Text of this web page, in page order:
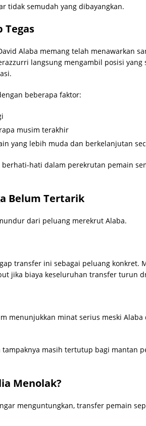
tidak semudah yang dibayangkan.
Tegas
Alaba memang telah menawarkan
langsung mengambil posisi yang
beberapa faktor:
musim terakhir
yang lebih muda dan berkelanjutan
hati dalam perekrutan pemain
Belum Tertarik
dari peluang merekrut Alaba.
transfer ini sebagai peluang konkret.
jika biaya keseluruhan transfer turun
menunjukkan minat serius meski
masih tertutup bagi mantan
Menolak?
menguntungkan, transfer pemain